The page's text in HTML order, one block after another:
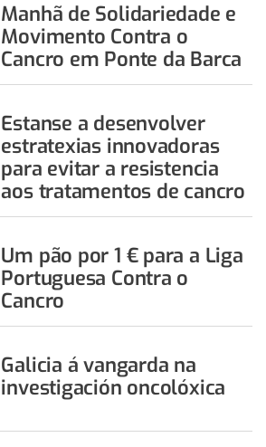
Manhã de Solidariedade e
Movimento Contra o
Cancro em Ponte da Barca
Estanse a desenvolver
estratexias innovadoras
para evitar a resistencia
aos tratamentos de cancro
Um pão por 1 € para a Liga
Portuguesa Contra o
Cancro
Galicia á vangarda na
investigación oncolóxica